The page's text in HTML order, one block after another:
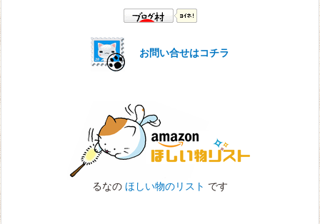
お問い合せはコチラ
るなの ほしい物のリスト です